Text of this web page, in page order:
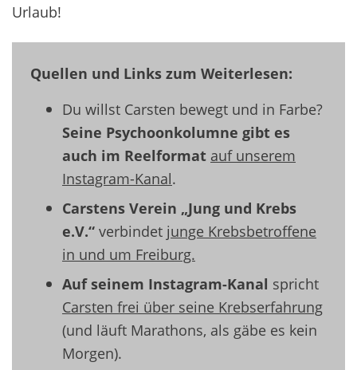
Urlaub!
Quellen und Links zum Weiterlesen:
Du willst Carsten bewegt und in Farbe?
Seine Psychoonkolumne gibt es
auch im Reelformat auf unserem
Instagram-Kanal.
Carstens Verein „Jung und Krebs
e.V.“ verbindet junge Krebsbetroffene
in und um Freiburg.
Auf seinem Instagram-Kanal spricht
Carsten frei über seine Krebserfahrung
(und läuft Marathons, als gäbe es kein
Morgen).